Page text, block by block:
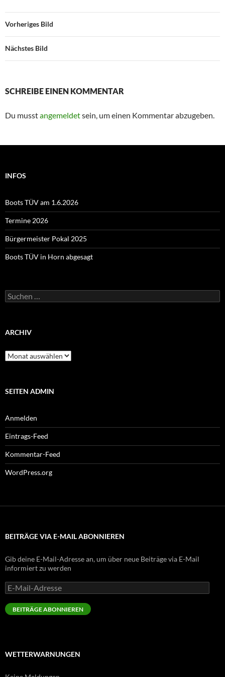
Vorheriges Bild
Nächstes Bild
SCHREIBE EINEN KOMMENTAR
Du musstangemeldetsein, um einen Kommentar abzugeben.
INFOS
Boots TÜV am 1.6.2026
Termine 2026
Bürgermeister Pokal 2025
Boots TÜV in Horn abgesagt
Suchen
nach:
ARCHIV
Archiv
SEITEN ADMIN
Anmelden
Eintrags-Feed
Kommentar-Feed
WordPress.org
BEITRÄGE VIA E-MAIL ABONNIEREN
Gib deine E-Mail-Adresse an, um über neue Beiträge via E-Mail
informiert zu werden
E-
Mail-
Adresse
BEITRÄGE ABONNIEREN
WETTERWARNUNGEN